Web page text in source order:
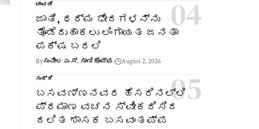
ಚಾವಡಿ
ಜಾತಿ, ಧರ್ಮ ಭೇದಗಳನ್ನು
ತೊಡೆದುಹಾಕಲು ಲಿಂಗಾಯತ ಜನತಾ
ಪಕ್ಷ ಬರಲಿ
Byಸುನೀಲ ಎಸ್. ಸಾಣಿಕೊಪ್ಪ August 2, 2026
ಸುದ್ದಿ
ಬಸವಣ್ಣನವರ ಹೆಸರಿನಲ್ಲಿ
ಪ್ರಮಾಣ ವಚನ ಸ್ವೀಕರಿಸಿದ
ದಲಿತ ಶಾಸಕ ಬಸವಂತಪ್ಪ